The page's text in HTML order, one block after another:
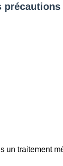
précautions
un traitement